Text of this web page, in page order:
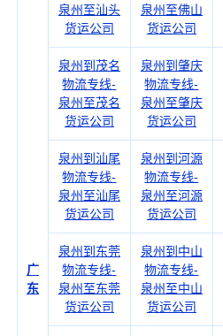
广
东
泉州至汕头
货运公司
泉州至佛山
货运公司
泉州到茂名
物流专线-
泉州至茂名
货运公司
泉州到肇庆
物流专线-
泉州至肇庆
货运公司
泉州到汕尾
物流专线-
泉州至汕尾
货运公司
泉州到河源
物流专线-
泉州至河源
货运公司
泉州到东莞
物流专线-
泉州至东莞
货运公司
泉州到中山
物流专线-
泉州至中山
货运公司